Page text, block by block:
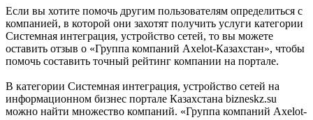
Если вы хотите помочь другим пользователям определиться с
компанией, в которой они захотят получить услуги категории
Системная интеграция, устройство сетей, то вы можете
оставить отзыв о «Группа компаний Axelot-Казахстан», чтобы
помочь составить точный рейтинг компании на портале.
В категории Системная интеграция, устройство сетей на
информационном бизнес портале Казахстана bizneskz.su
можно найти множество компаний. «Группа компаний Axelot-